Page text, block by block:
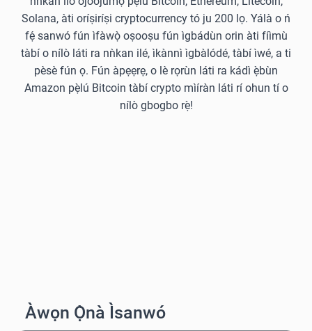
Solana, àti oríṣiríṣi cryptocurrency tó ju 200 lọ. Yálà o ń
fẹ́ sanwó fún ìfàwọ̀ oṣooṣu fún ìgbádùn orin àti fíìmù
tàbí o nílò láti ra nǹkan ilé, ìkànnì ìgbàlódé, tàbí ìwé, a ti
pèsè fún ọ. Fún àpẹẹrẹ, o lè rọrùn láti ra kádì ẹ̀bùn
Amazon pẹ̀lú Bitcoin tàbí crypto mìíràn láti rí ohun tí o
nílò gbogbo rẹ̀!
Àwọn Ọ̀nà Ìsanwó